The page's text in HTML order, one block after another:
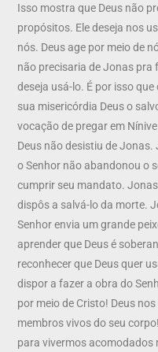
Isso mostra que Deus não
propósitos. Ele deseja nos
nós. Deus age por meio de
não precisaria de Jonas pra
deseja usá-lo. É por isso
sua misericórdia Deus o
vocação de pregar em
Deus não desistiu de
o Senhor não abandonou o
cumprir seu mandato.
dispôs a salvá-lo da morte.
Senhor envia um grande
aprender que Deus é
reconhecer que Deus quer
dispor a fazer a obra do
por meio de Cristo! Deus
membros vivos do seu
para vivermos acomodados